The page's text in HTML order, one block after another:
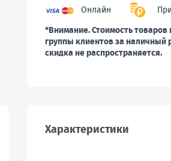
Онлайн
*Внимание. Стоимость
группы клиентов за наличный
скидка не распространяется.
Характеристики